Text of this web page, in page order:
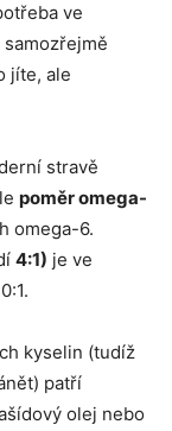
ve
jíte, ale
stravě
poměr omega-
omega-6.
4:1) je ve
kyselin (tudíž
patří
olej nebo